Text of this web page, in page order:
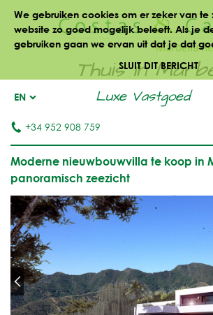
We gebruiken cookies om er zeker van te
website zo goed mogelijk beleeft. Als je
gebruiken gaan we ervan uit dat je dat
SLUIT DIT BERICHT
Thuis in
Luxe Vastgoed
EN
+34 952 908 759
Moderne nieuwbouwvilla te koop in
panoramisch zeezicht